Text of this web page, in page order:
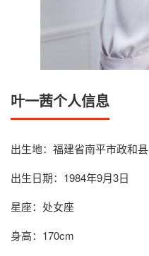
叶一茜个人信息
出生地：福建省南平市政和县
出生日期：1984年9月3日
星座：处女座
身高：170cm